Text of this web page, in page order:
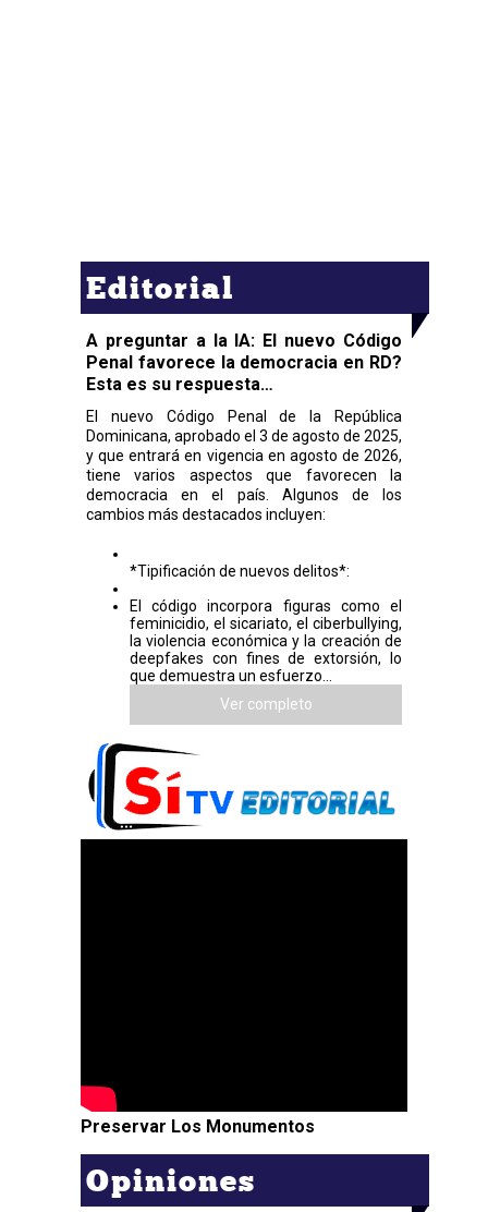
Editorial
A preguntar a la IA: El nuevo Código
Penal favorece la democracia en RD?
Esta es su respuesta…
El nuevo Código Penal de la República
Dominicana, aprobado el 3 de agosto de 2025,
y que entrará en vigencia en agosto de 2026,
tiene varios aspectos que favorecen la
democracia en el país. Algunos de los
cambios más destacados incluyen:
*Tipificación de nuevos delitos*:
El código incorpora figuras como el
feminicidio, el sicariato, el ciberbullying,
la violencia económica y la creación de
deepfakes con fines de extorsión, lo
que demuestra un esfuerzo...
Ver completo
Preservar Los Monumentos
Opiniones